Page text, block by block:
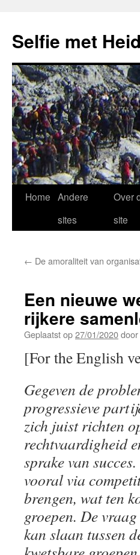
Selfie met
Ga
inhoud
Home Andere
sites
Over
site
← De amoraliteit van
Een nieuwe
rijkere
Geplaatst op27/01/2020door
[For the English
Gegeven de
progressieve
zich juist richten
rechtvaardigheid
sprake van
vooral via
brengen, wat ten
groepen. De
kan slaan tussen